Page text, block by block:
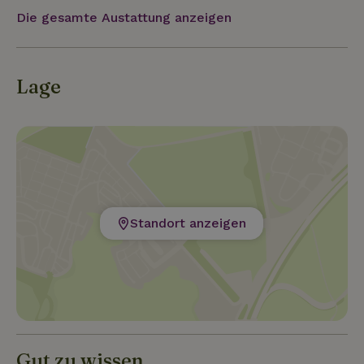
Die gesamte Austattung anzeigen
Lage
Standort anzeigen